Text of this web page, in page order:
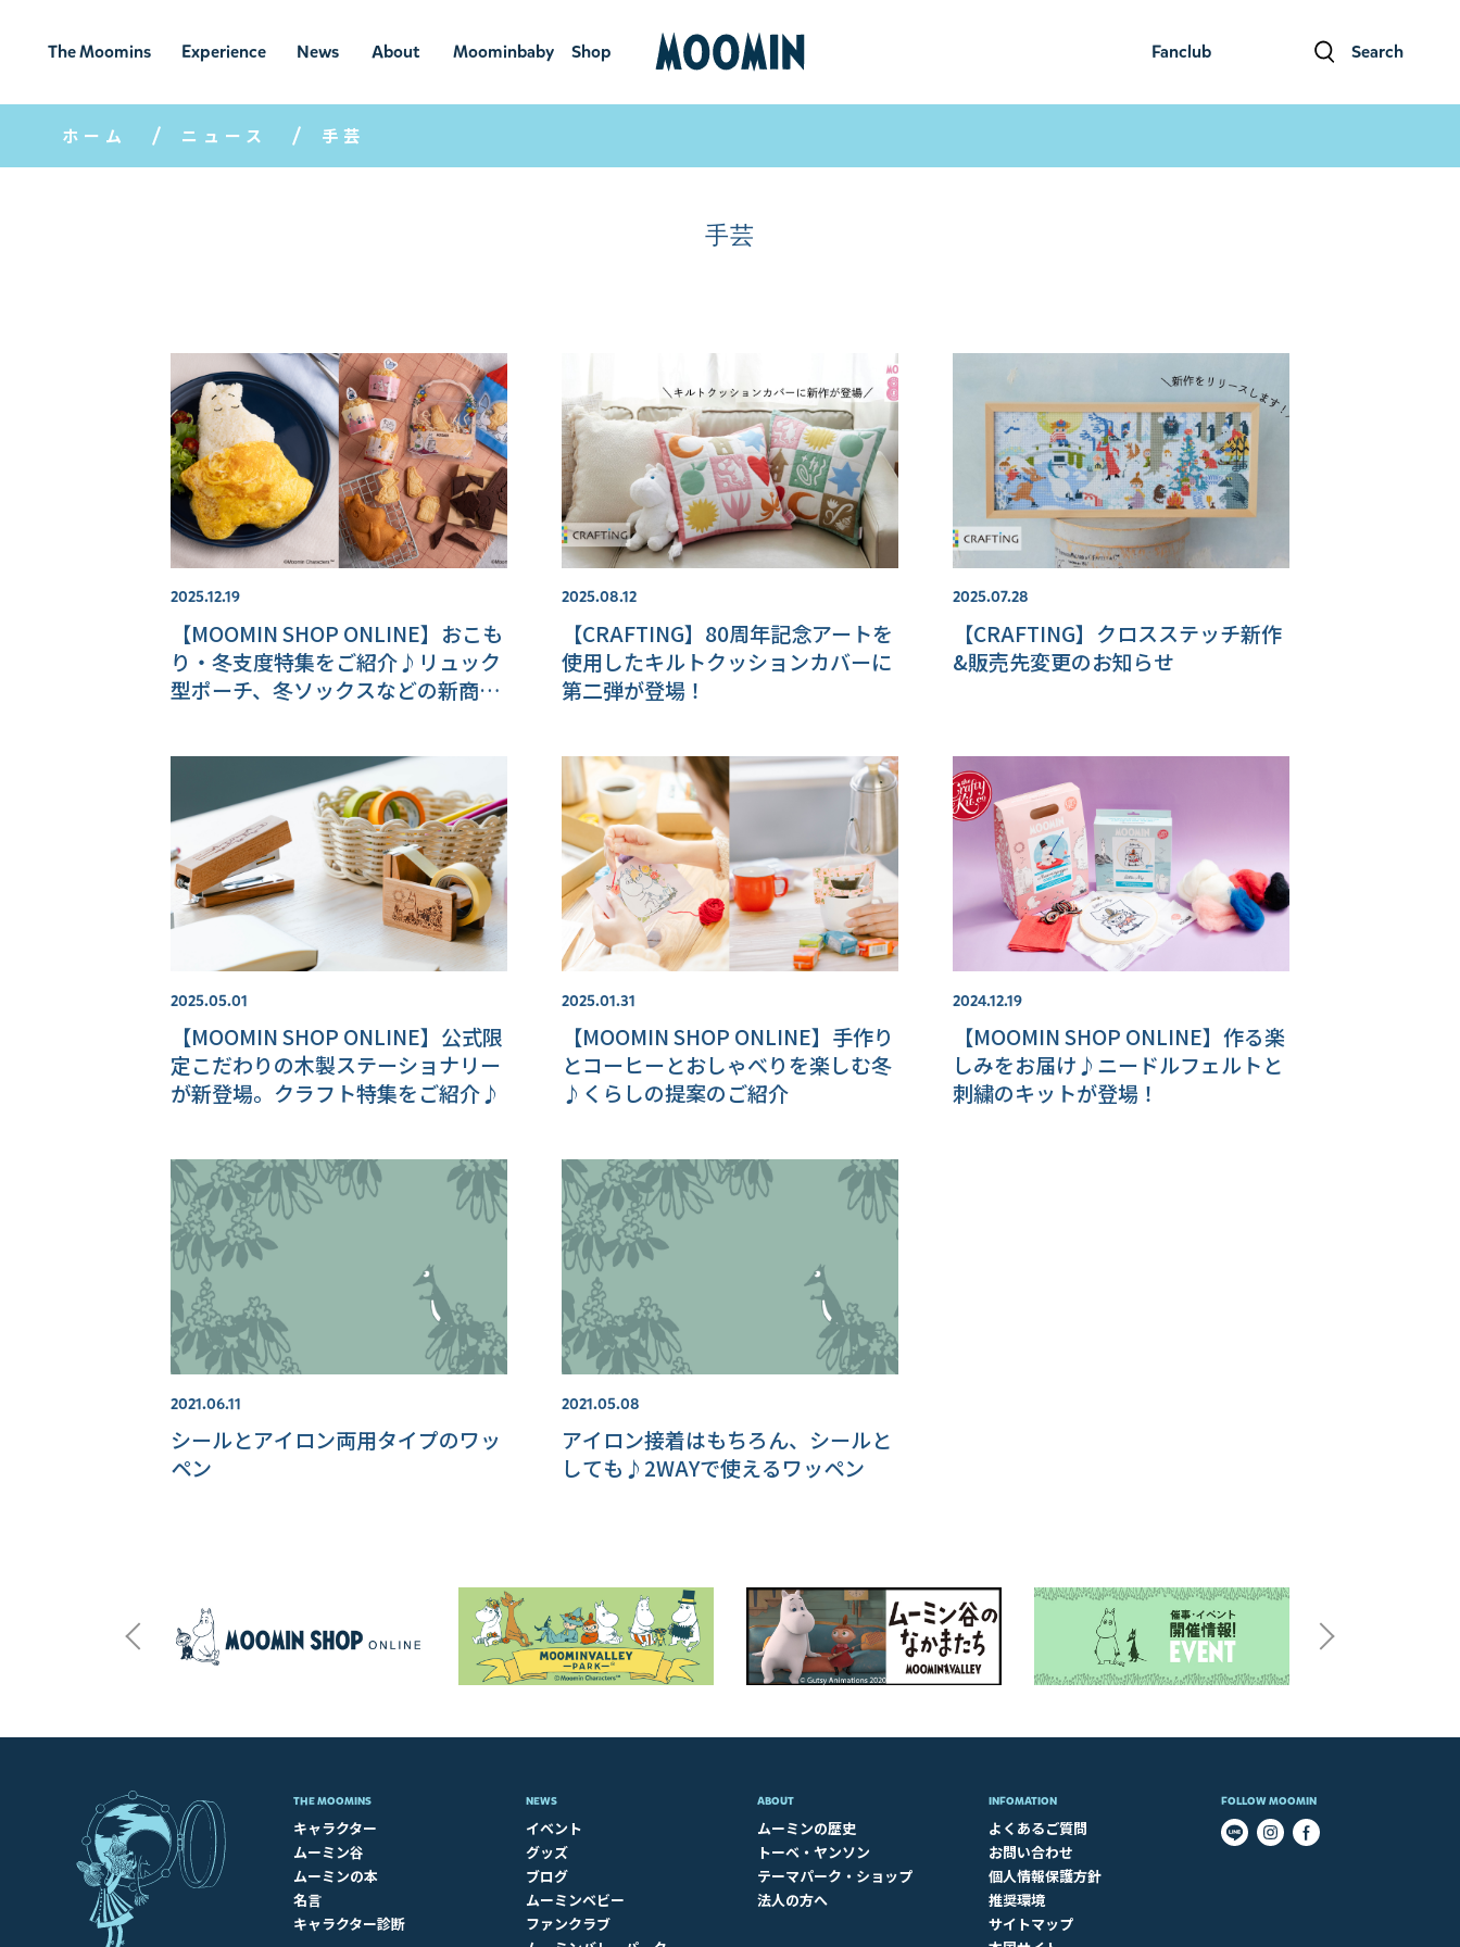
Fanclub Search
The Moomins
ムーミンの
世界
Experience
ムーミンの世
界を楽しむ
News
ニュ
ース
About
ムーミン
Moominbaby
ムーミンベ
Shop
ショ
ホーム ニュース 手芸
手芸
2025.12.19
【MOOMIN SHOP ONLINE】おこも
り・冬支度特集をご紹介♪リュック
型ポーチ、冬ソックスなどの新商品
2025.08.12
【CRAFTING】80周年記念アートを
使用したキルトクッションカバーに
第二弾が登場！
2025.07.28
【CRAFTING】クロスステッチ新作
&販売先変更のお知らせ
2025.05.01
【MOOMIN SHOP ONLINE】公式限
定こだわりの木製ステーショナリー
が新登場。クラフト特集をご紹介♪
2025.01.31
【MOOMIN SHOP ONLINE】手作り
とコーヒーとおしゃべりを楽しむ冬
♪くらしの提案のご紹介
2024.12.19
【MOOMIN SHOP ONLINE】作る楽
しみをお届け♪ニードルフェルトと
刺繍のキットが登場！
2021.06.11
シールとアイロン両用タイプのワッ
ペン
2021.05.08
アイロン接着はもちろん、シールと
しても♪2WAYで使えるワッペン
THE MOOMINS
キャラクター
ムーミン谷
ムーミンの本
名言
キャラクター診断
NEWS
イベント
グッズ
ブログ
ムーミンベビー
ファンクラブ
ABOUT​
ムーミンの歴史
トーベ・ヤンソン
テーマパーク・ショップ
法人の方へ
INFOMATION
よくあるご質問
お問い合わせ
個人情報保護方針
推奨環境
サイトマップ
FOLLOW MOOMIN